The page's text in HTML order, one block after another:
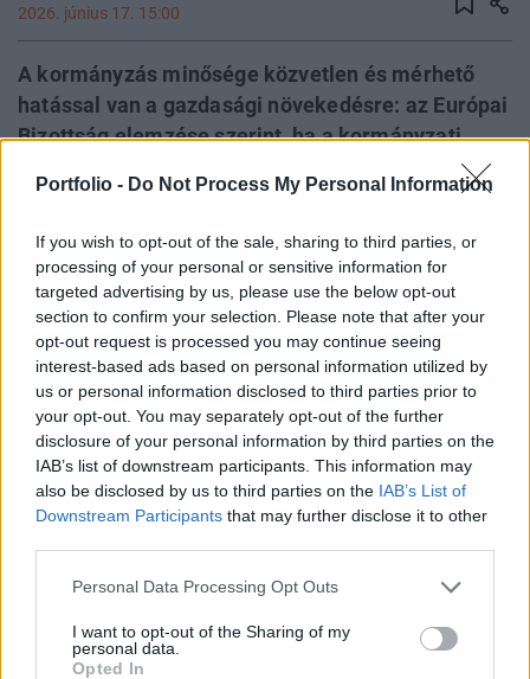
Portfolio - Do Not Process My Personal Information
If you wish to opt-out of the sale, sharing to third parties, or
processing of your personal or sensitive information for
targeted advertising by us, please use the below opt-out
section to confirm your selection. Please note that after your
opt-out request is processed you may continue seeing
interest-based ads based on personal information utilized by
us or personal information disclosed to third parties prior to
your opt-out. You may separately opt-out of the further
disclosure of your personal information by third parties on the
IAB’s list of downstream participants. This information may
also be disclosed by us to third parties on the IAB’s List of
Downstream Participants that may further disclose it to other
Personal Data Processing Opt Outs
I want to opt-out of the Sharing of my
personal data.
Opted In
2026. június 17. 15:00
A kormányzás minősége közvetlen és mérhető
hatással van a gazdasági növekedésre: az Európai
Bizottság elemzése szerint, ha a kormányzati
érdemben javul, az tizenöt éves távon akár 29–30
járhat. A 2004 után csatlakozott uniós
tagállamoknál a kormányzási javulás érdemi
felzárkózási többletet adott, ám 2021 után már
negatív elmozdulások is megjelentek, főként a
kormányzati hatékonyság területén.
Magyarországon a Világbank friss adatai szerint
2022 és 2024 között a hat kormányzási
dimenzióból négyben romlás történt, miközben a
GDP-növekedés is jelentősen lassult, főleg a
kormányzási minőség nem csupán intézményi
probléma: gyengébb kiszámíthatóság mellett a
vállalatok könnyebben halasztanak el